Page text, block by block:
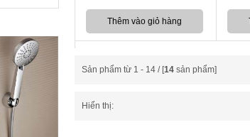
Sản phẩm từ 1 - 14 / [14 sản phẩm]
Hiển thị: